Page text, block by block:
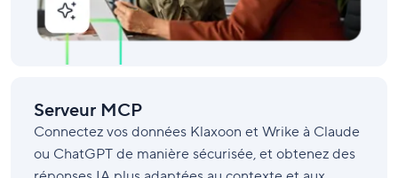
Serveur MCP
Connectez vos données Klaxoon et Wrike à Claude
ou ChatGPT de manière sécurisée, et obtenez des